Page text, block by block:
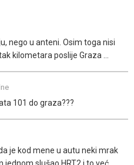
nego u anteni. Osim toga nisi
kilometara poslije Graza ...
101 do graza???
je kod mene u autu neki mrak